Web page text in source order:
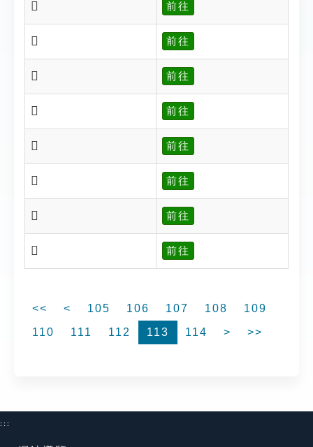
𧖒 前往
𧖓 前往
𧖔 前往
𧖕 前往
𧖖 前往
𧖗 前往
𧖘 前往
𧖙 前往
<< < 105 106 107 108
109
110
111 112 113 114 > >>
:::